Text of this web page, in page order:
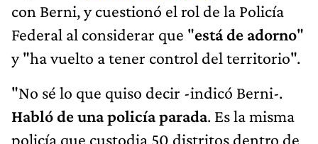
con Berni, y cuestionó el rol de la Policía
Federal al considerar que "está de adorno"
y "ha vuelto a tener control del territorio".
"No sé lo que quiso decir -indicó Berni-.
Habló de una policía parada. Es la misma
policía que custodia 50 distritos dentro de